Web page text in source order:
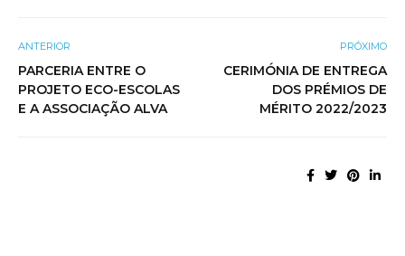
ANTERIOR
PARCERIA ENTRE O
PROJETO ECO-ESCOLAS
E A ASSOCIAÇÃO ALVA
PRÓXIMO
CERIMÓNIA DE ENTREGA
DOS PRÉMIOS DE
MÉRITO 2022/2023